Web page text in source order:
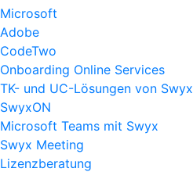
Microsoft
Adobe
CodeTwo
Onboarding Online Services
TK- und UC-Lösungen von Swyx
SwyxON
Microsoft Teams mit Swyx
Swyx Meeting
Lizenzberatung